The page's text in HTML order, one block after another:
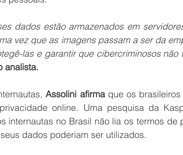
dados estão armazenados em
vez que as imagens passam a ser da
las e garantir que cibercriminosos não
analista.
Assolini afirma que os brasileiros
online. Uma pesquisa da
internautas no Brasil não lia os termos de
dados poderiam ser utilizados.